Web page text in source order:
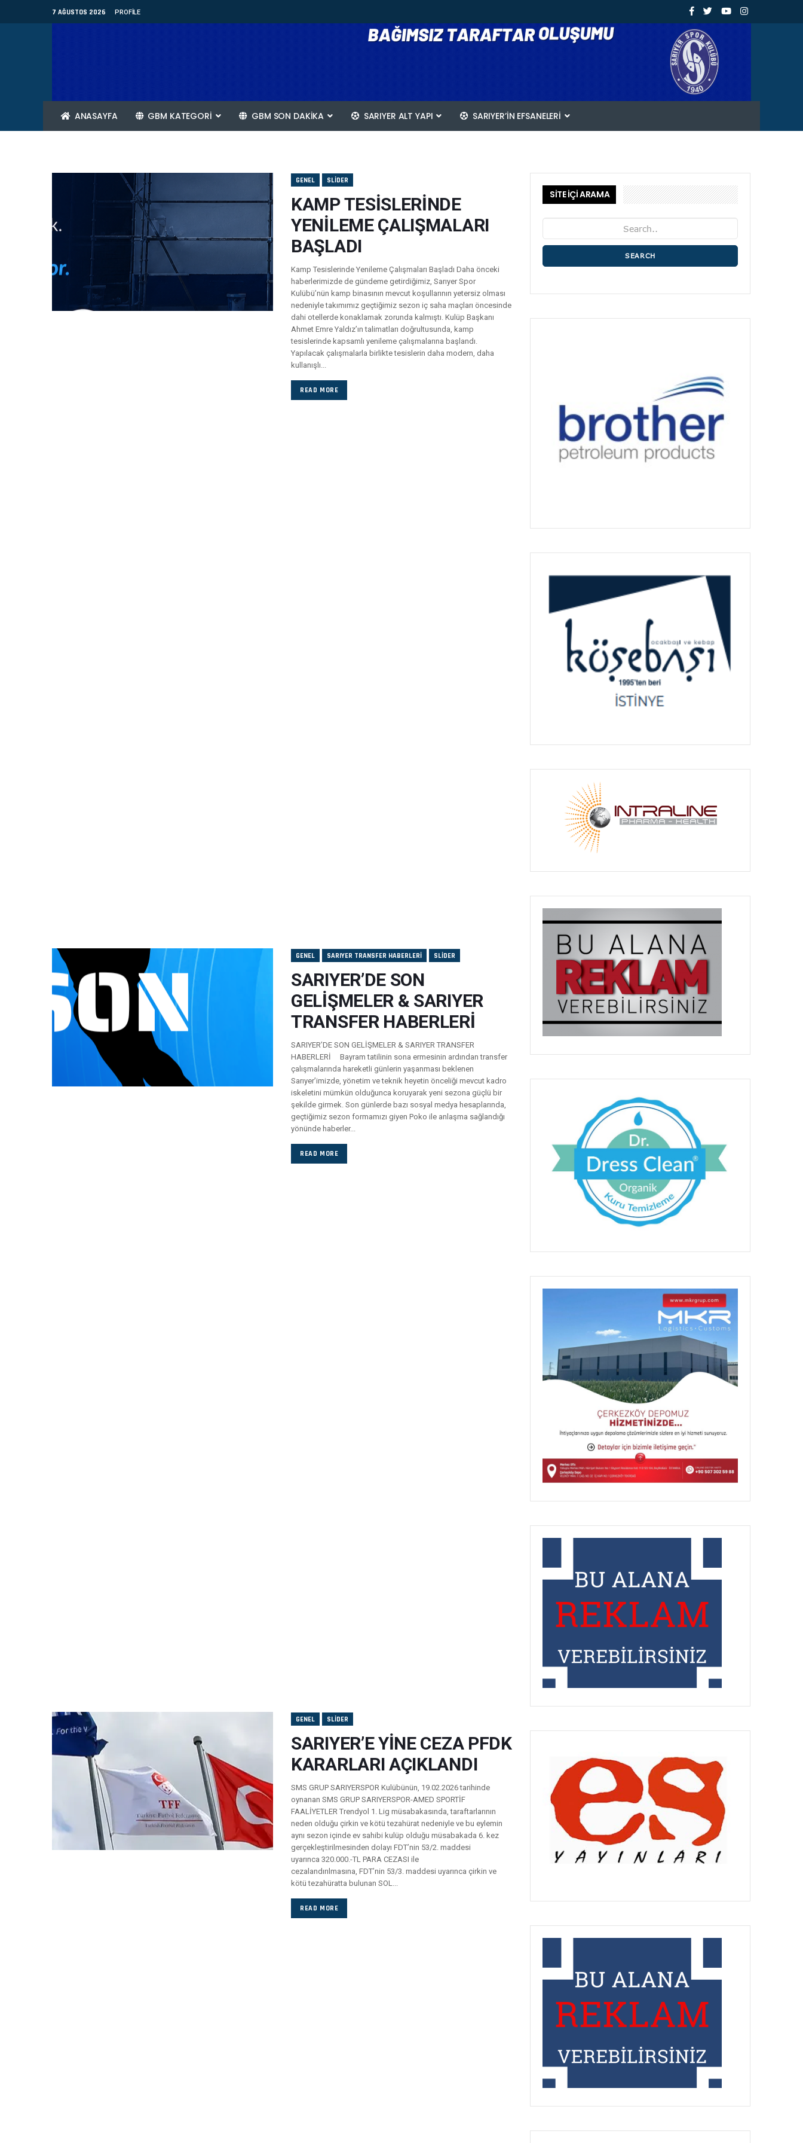
7 AĞUSTOS 2026 PROFILE
ANASAYFA GBM KATEGORİ GBM SON DAKİKA SARIYER ALT YAPI SARIYER’IN EFSANELERI
GENEL SLIDER
KAMP TESİSLERİNDE
YENİLEME ÇALIŞMALARI
BAŞLADI
Kamp Tesislerinde Yenileme Çalışmaları Başladı Daha önceki
haberlerimizde de gündeme getirdiğimiz, Sarıyer Spor
Kulübü’nün kamp binasının mevcut koşullarının yetersiz olması
nedeniyle takımımız geçtiğimiz sezon iç saha maçları öncesinde
dahi otellerde konaklamak zorunda kalmıştı. Kulüp Başkanı
Ahmet Emre Yaldız’ın talimatları doğrultusunda, kamp
tesislerinde kapsamlı yenileme çalışmalarına başlandı.
Yapılacak çalışmalarla birlikte tesislerin daha modern, daha
kullanışlı...
READ MORE
GENEL SARIYER TRANSFER HABERLERI SLIDER
SARIYER’DE SON
GELİŞMELER & SARIYER
TRANSFER HABERLERİ
SARIYER’DE SON GELİŞMELER & SARIYER TRANSFER
HABERLERİ Bayram tatilinin sona ermesinin ardından transfer
çalışmalarında hareketli günlerin yaşanması beklenen
Sarıyer’imizde, yönetim ve teknik heyetin önceliği mevcut kadro
iskeletini mümkün olduğunca koruyarak yeni sezona güçlü bir
şekilde girmek. Son günlerde bazı sosyal medya hesaplarında,
geçtiğimiz sezon formamızı giyen Poko ile anlaşma sağlandığı
yönünde haberler...
READ MORE
GENEL SLIDER
SARIYER’E YİNE CEZA PFDK
KARARLARI AÇIKLANDI
SMS GRUP SARIYERSPOR Kulübünün, 19.02.2026 tarihinde
oynanan SMS GRUP SARIYERSPOR-AMED SPORTİF
FAALİYETLER Trendyol 1. Lig müsabakasında, taraftarlarının
neden olduğu çirkin ve kötü tezahürat nedeniyle ve bu eylemin
aynı sezon içinde ev sahibi kulüp olduğu müsabakada 6. kez
gerçekleştirilmesinden dolayı FDT’nin 53/2. maddesi
uyarınca 320.000.-TL PARA CEZASI ile
cezalandırılmasına, FDT’nin 53/3. maddesi uyarınca çirkin ve
kötü tezahüratta bulunan SOL...
READ MORE
SİTE İÇİ ARAMA
SEARCH